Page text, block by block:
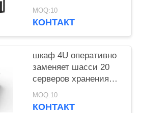
Chia рамки
снаряжения
легких
MOQ:10
КОНТАКТ
шкаф 4U оперативно
заменяет шасси 20
серверов хранения
шасси сервера
случая сервера
MOQ:10
КОНТАКТ